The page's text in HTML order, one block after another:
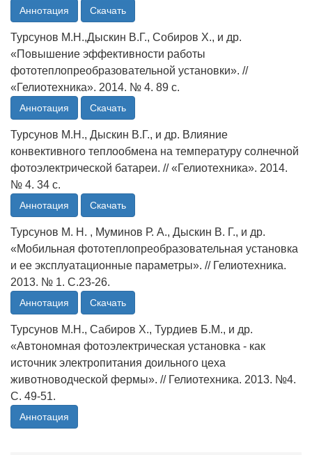
Аннотация Скачать
Турсунов М.Н.,Дыскин В.Г., Собиров Х., и др.
«Повышение эффективности работы
фототеплопреобразовательной установки». //
«Гелиотехника». 2014. № 4. 89 с.
Аннотация Скачать
Турсунов М.Н., Дыскин В.Г., и др. Влияние
конвективного теплообмена на температуру солнечной
фотоэлектрической батареи. // «Гелиотехника». 2014.
№ 4. 34 с.
Аннотация Скачать
Турсунов М. Н. , Муминов Р. А., Дыскин В. Г., и др.
«Мобильная фототеплопреобразовательная установка
и ее эксплуатационные параметры». // Гелиотехника.
2013. № 1. С.23-26.
Аннотация Скачать
Турсунов М.Н., Сабиров Х., Турдиев Б.М., и др.
«Автономная фотоэлектрическая установка - как
источник электропитания доильного цеха
животноводческой фермы». // Гелиотехника. 2013. №4.
C. 49-51.
Аннотация